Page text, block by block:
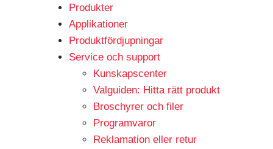
Produkter
Applikationer
Produktfördjupningar
Service och support
Kunskapscenter
Valguiden: Hitta rätt produkt
Broschyrer och filer
Programvaror
Reklamation eller retur